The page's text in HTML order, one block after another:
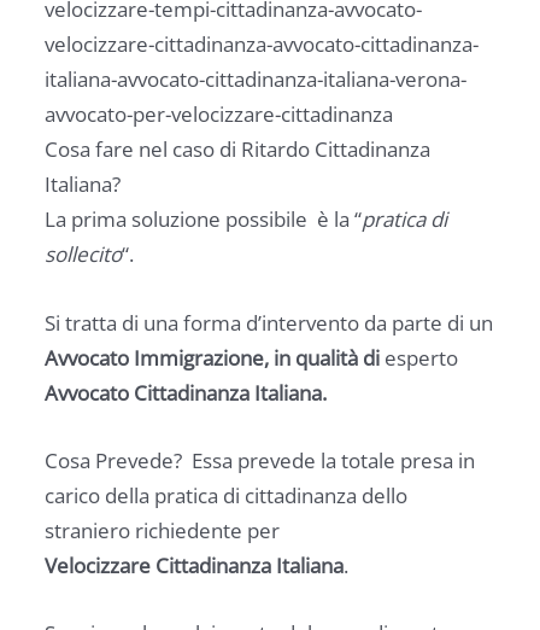
velocizzare-tempi-cittadinanza-avvocato-
velocizzare-cittadinanza-avvocato-cittadinanza-
italiana-avvocato-cittadinanza-italiana-verona-
avvocato-per-velocizzare-cittadinanza
Cosa fare nel caso di Ritardo Cittadinanza
Italiana?
La prima soluzione possibile è la “pratica di
sollecito“.
Si tratta di una forma d’intervento da parte di un
Avvocato Immigrazione, in qualità di esperto
Avvocato Cittadinanza Italiana.
Cosa Prevede? Essa prevede la totale presa in
carico della pratica di cittadinanza dello
straniero richiedente per
Velocizzare Cittadinanza Italiana.